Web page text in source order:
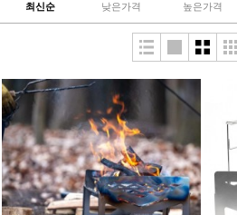
최신순 낮은가격 높은가격